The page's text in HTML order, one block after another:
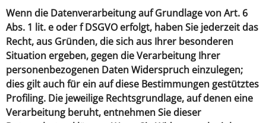
Wenn die Datenverarbeitung auf Grundlage von Art. 6
Abs. 1 lit. e oder f DSGVO erfolgt, haben Sie jederzeit das
Recht, aus Gründen, die sich aus Ihrer besonderen
Situation ergeben, gegen die Verarbeitung Ihrer
personenbezogenen Daten Widerspruch einzulegen;
dies gilt auch für ein auf diese Bestimmungen gestütztes
Profiling. Die jeweilige Rechtsgrundlage, auf denen eine
Verarbeitung beruht, entnehmen Sie dieser